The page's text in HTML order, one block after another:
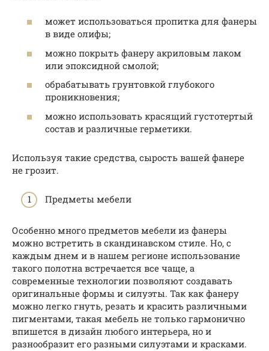
может использоваться пропитка для фанеры
в виде олифы;
можно покрыть фанеру акриловым лаком
или эпоксидной смолой;
обрабатывать грунтовкой глубокого
проникновения;
можно использовать красящий густотертый
состав и различные герметики.
Используя такие средства, сырость вашей фанере
не грозит.
Предметы мебели
Особенно много предметов мебели из фанеры
можно встретить в скандинавском стиле. Но, с
каждым днем и в нашем регионе использование
такого полотна встречается все чаще, а
современные технологии позволяют создавать
оригинальные формы и силуэты. Так как фанеру
можно легко гнуть, резать и красить различными
пигментами, такая мебель не только гармонично
впишется в дизайн любого интерьера, но и
разнообразит его разными силуэтами и красками.